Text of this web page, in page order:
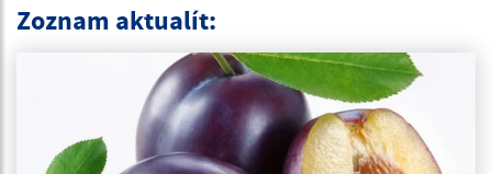
Zoznam aktualít: